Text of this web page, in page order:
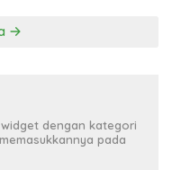
dengan kategori
pada